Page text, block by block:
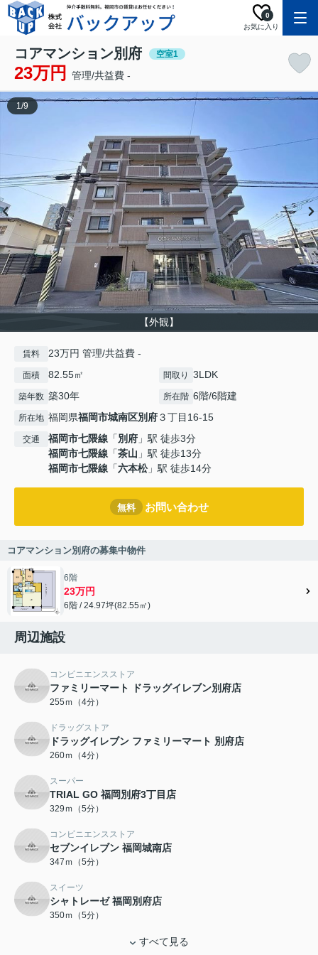
お気に入り
0
コアマンション別府 空室1
23万円 管理/共益費 -
【外観】
1/9
賃料 23万円 管理/共益費 -
面積 82.55㎡ 間取り 3LDK
築年数 築30年 所在階 6階/6階建
所在地 福岡県福岡市城南区別府３丁目16-15
交通 福岡市七隈線 「別府 」駅 徒歩3分
福岡市七隈線 「茶山 」駅 徒歩13分
福岡市七隈線 「六本松」駅 徒歩14分
無料 お問い合わせ
コアマンション別府の募集中物件
6階
23万円
6階 / 24.97坪(82.55㎡)
周辺施設
コンビニエンスストア
ファミリーマート ドラッグイレブン別府店
255ｍ（4分）
ドラッグストア
ドラッグイレブン ファミリーマート 別府店
260ｍ（4分）
スーパー
TRIAL GO 福岡別府3丁目店
329ｍ（5分）
コンビニエンスストア
セブンイレブン 福岡城南店
347ｍ（5分）
スイーツ
シャトレーゼ 福岡別府店
350ｍ（5分）
すべて見る